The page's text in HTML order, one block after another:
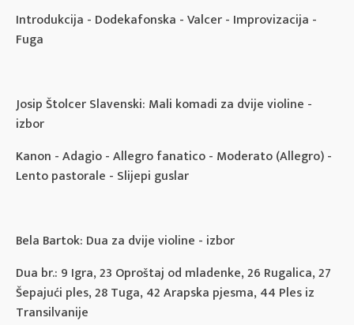
Introdukcija - Dodekafonska - Valcer - Improvizacija -
Fuga
Josip Štolcer Slavenski: Mali komadi za dvije violine -
izbor
Kanon - Adagio - Allegro fanatico - Moderato (Allegro) -
Lento pastorale - Slijepi guslar
Bela Bartok: Dua za dvije violine - izbor
Dua br.: 9 Igra, 23 Oproštaj od mladenke, 26 Rugalica, 27
Šepajući ples, 28 Tuga, 42 Arapska pjesma, 44 Ples iz
Transilvanije